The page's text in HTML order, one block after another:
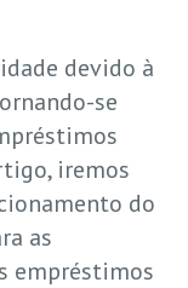
devido à
se
iremos
do
as
empréstimos